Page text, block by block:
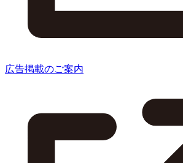
広告掲載のご案内